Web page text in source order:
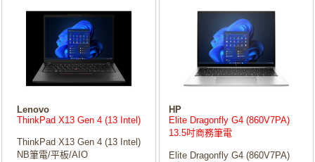
Lenovo
ThinkPad X13 Gen 4 (13 Intel)
ThinkPad X13 Gen 4 (13 Intel)
NB筆電/平板/AIO
HP
Elite Dragonfly G4 (860V7PA)
13.5吋商務筆電
Elite Dragonfly G4 (860V7PA)